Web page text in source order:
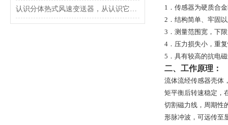
认识分体热式风速变送器，从认识它的功能特点开始
1．传感器为硬质合
2．结构简单、牢固
3．测量范围宽，下
4．压力损失小，重
5．具有较高的抗电
二、工作原理：
流体流经传感器壳体
矩平衡后转速稳定，
切割磁力线，周期性
形脉冲波，可远传至